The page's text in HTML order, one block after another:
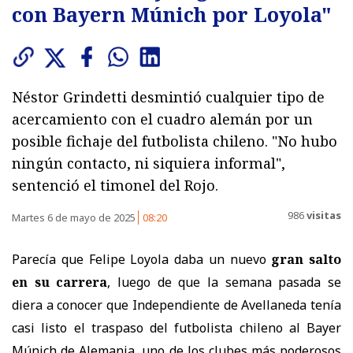
con Bayern Múnich por Loyola"
Néstor Grindetti desmintió cualquier tipo de
acercamiento con el cuadro alemán por un
posible fichaje del futbolista chileno. "No hubo
ningún contacto, ni siquiera informal",
sentenció el timonel del Rojo.
Martes 6 de mayo de 2025 08:20 986visitas
Parecía que Felipe Loyola daba un nuevo gran salto
en su carrera, luego de que la semana pasada se
diera a conocer que Independiente de Avellaneda tenía
casi listo el traspaso del futbolista chileno al Bayer